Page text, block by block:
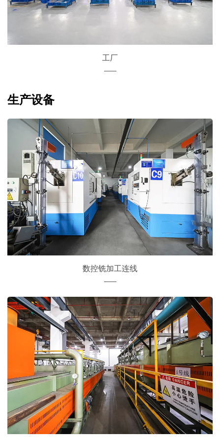
工厂
生产设备
数控铣加工连线